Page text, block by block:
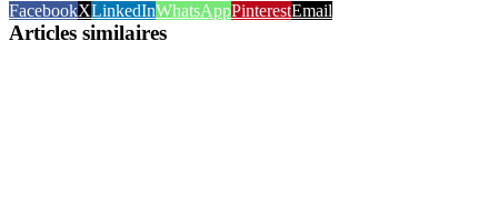
FacebookXLinkedInWhatsAppPinterestEmail
Articles similaires